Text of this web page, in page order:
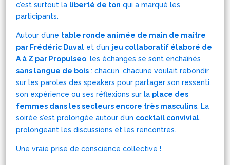
c’est surtout la liberté de ton qui a marqué les
participants.
Autour d’une table ronde animée de main de maître
par Frédéric Duval et d’un jeu collaboratif élaboré de
A à Z par Propulseo, les échanges se sont enchaînés
sans langue de bois : chacun, chacune voulait rebondir
sur les paroles des speakers pour partager son ressenti,
son expérience ou ses réflexions sur la place des
femmes dans les secteurs encore très masculins. La
soirée s’est prolongée autour d’un cocktail convivial,
prolongeant les discussions et les rencontres.
Une vraie prise de conscience collective !